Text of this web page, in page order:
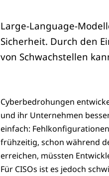
Large-Language-
Sicherheit. Durch den
von Schwachstellen
Cyberbedrohungen
und ihr Unternehmen
einfach:
frühzeitig, schon während
erreichen, müssten
Für CISOs ist es jedoch